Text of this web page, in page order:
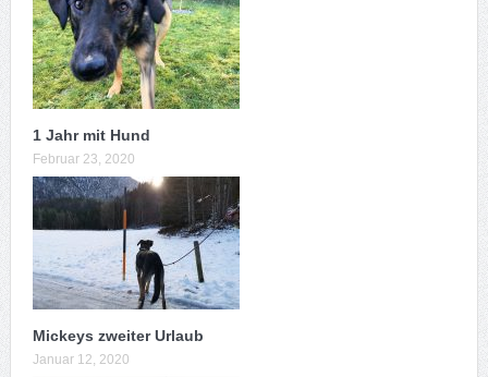
1 Jahr mit Hund
Februar 23, 2020
Mickeys zweiter Urlaub
Januar 12, 2020